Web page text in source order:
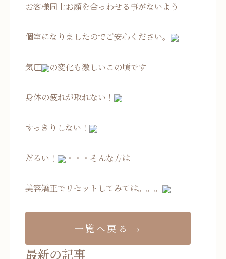
お客様同士お顔を合っわせる事がないよう
個室になりましたのでご安心ください。
気圧 の変化も激しいこの頃です
身体の疲れが取れない！
すっきりしない！
だるい！ ・・・そんな方は
美容矯正でリセットしてみては。。。
一覧へ戻る
最新の記事